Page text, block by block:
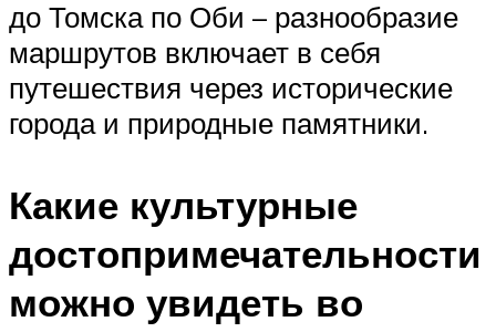
до Томска по Оби – разнообразие
маршрутов включает в себя
путешествия через исторические
города и природные памятники.
Какие культурные
достопримечательности
можно увидеть во